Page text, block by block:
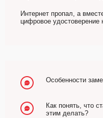
Интернет пропал, а
цифровое удостоверение
Особенности
Как понять, что
этим делать?